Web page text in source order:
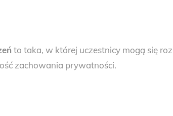
to taka, w której uczestnicy mogą się
zachowania prywatności.